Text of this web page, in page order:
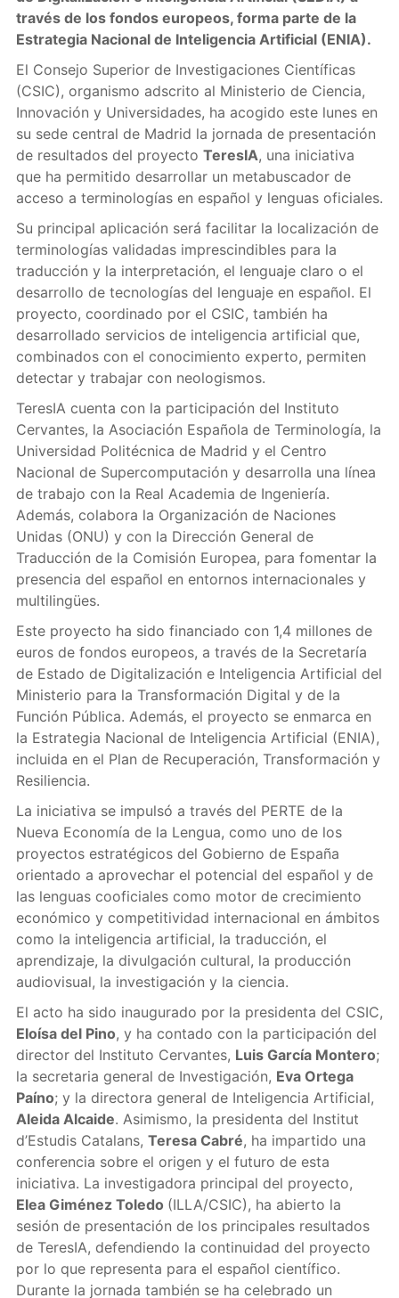
través de los fondos europeos, forma parte de la
Estrategia Nacional de Inteligencia Artificial (ENIA).
El Consejo Superior de Investigaciones Científicas
(CSIC), organismo adscrito al Ministerio de Ciencia,
Innovación y Universidades, ha acogido este lunes en
su sede central de Madrid la jornada de presentación
de resultados del proyecto TeresIA, una iniciativa
que ha permitido desarrollar un metabuscador de
acceso a terminologías en español y lenguas oficiales.
Su principal aplicación será facilitar la localización de
terminologías validadas imprescindibles para la
traducción y la interpretación, el lenguaje claro o el
desarrollo de tecnologías del lenguaje en español. El
proyecto, coordinado por el CSIC, también ha
desarrollado servicios de inteligencia artificial que,
combinados con el conocimiento experto, permiten
detectar y trabajar con neologismos.
TeresIA cuenta con la participación del Instituto
Cervantes, la Asociación Española de Terminología, la
Universidad Politécnica de Madrid y el Centro
Nacional de Supercomputación y desarrolla una línea
de trabajo con la Real Academia de Ingeniería.
Además, colabora la Organización de Naciones
Unidas (ONU) y con la Dirección General de
Traducción de la Comisión Europea, para fomentar la
presencia del español en entornos internacionales y
multilingües.
Este proyecto ha sido financiado con 1,4 millones de
euros de fondos europeos, a través de la Secretaría
de Estado de Digitalización e Inteligencia Artificial del
Ministerio para la Transformación Digital y de la
Función Pública. Además, el proyecto se enmarca en
la Estrategia Nacional de Inteligencia Artificial (ENIA),
incluida en el Plan de Recuperación, Transformación y
Resiliencia.
La iniciativa se impulsó a través del PERTE de la
Nueva Economía de la Lengua, como uno de los
proyectos estratégicos del Gobierno de España
orientado a aprovechar el potencial del español y de
las lenguas cooficiales como motor de crecimiento
económico y competitividad internacional en ámbitos
como la inteligencia artificial, la traducción, el
aprendizaje, la divulgación cultural, la producción
audiovisual, la investigación y la ciencia.
El acto ha sido inaugurado por la presidenta del CSIC,
Eloísa del Pino, y ha contado con la participación del
director del Instituto Cervantes, Luis García Montero;
la secretaria general de Investigación, Eva Ortega
Paíno; y la directora general de Inteligencia Artificial,
Aleida Alcaide. Asimismo, la presidenta del Institut
d’Estudis Catalans, Teresa Cabré, ha impartido una
conferencia sobre el origen y el futuro de esta
iniciativa. La investigadora principal del proyecto,
Elea Giménez Toledo (ILLA/CSIC), ha abierto la
sesión de presentación de los principales resultados
de TeresIA, defendiendo la continuidad del proyecto
por lo que representa para el español científico.
Durante la jornada también se ha celebrado un